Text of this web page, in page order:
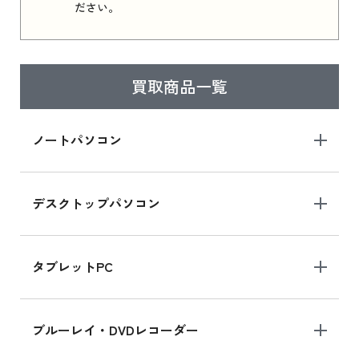
ださい。
買取商品一覧
ノートパソコン
デスクトップパソコン
タブレットPC
ブルーレイ・DVDレコーダー
はこちら
ら
iPad mini シリーズ 2024
iPad mini 8.3インチ の新品買取価格
iPhone 16 シリーズ
iPhone 16 の新品買取価格